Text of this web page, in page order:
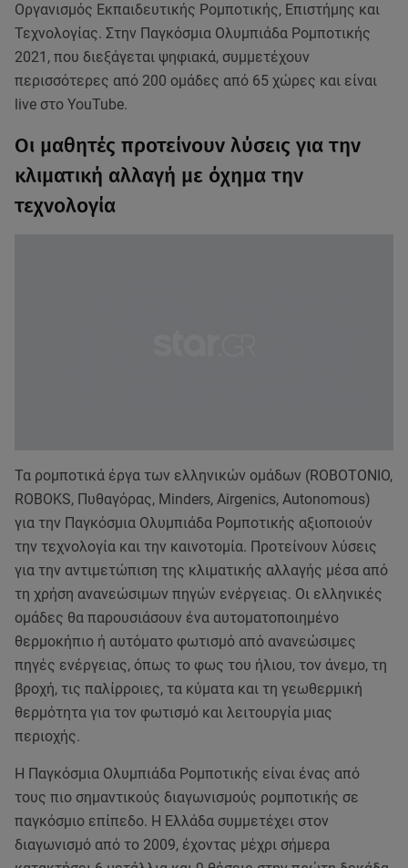
Οργανισμός Εκπαιδευτικής Ρομποτικής, Επιστήμης και
Τεχνολογίας. Στην Παγκόσμια Ολυμπιάδα Ρομποτικής
2021, που διεξάγεται ψηφιακά, συμμετέχουν
περισσότερες από 200 ομάδες από 65 χώρες και είναι
live στο YouTube.
Οι μαθητές προτείνουν λύσεις για την
κλιματική αλλαγή με όχημα την
τεχνολογία
Τα ρομποτικά έργα των ελληνικών ομάδων (ROBOTONIO,
ROBOKS, Πυθαγόρας, Minders, Airgenics, Autonomous)
για την Παγκόσμια Ολυμπιάδα Ρομποτικής αξιοποιούν
την τεχνολογία και την καινοτομία. Προτείνουν λύσεις
για την αντιμετώπιση της κλιματικής αλλαγής μέσα από
τη χρήση ανανεώσιμων πηγών ενέργειας. Οι ελληνικές
ομάδες θα παρουσιάσουν ένα αυτοματοποιημένο
θερμοκήπιο ή αυτόματο φωτισμό από ανανεώσιμες
πηγές ενέργειας, όπως το φως του ήλιου, τον άνεμο, τη
βροχή, τις παλίρροιες, τα κύματα και τη γεωθερμική
θερμότητα για τον φωτισμό και λειτουργία μιας
περιοχής.
Η Παγκόσμια Ολυμπιάδα Ρομποτικής είναι ένας από
τους πιο σημαντικούς διαγωνισμούς ρομποτικής σε
παγκόσμιο επίπεδο. Η Ελλάδα συμμετέχει στον
διαγωνισμό από το 2009, έχοντας μέχρι σήμερα